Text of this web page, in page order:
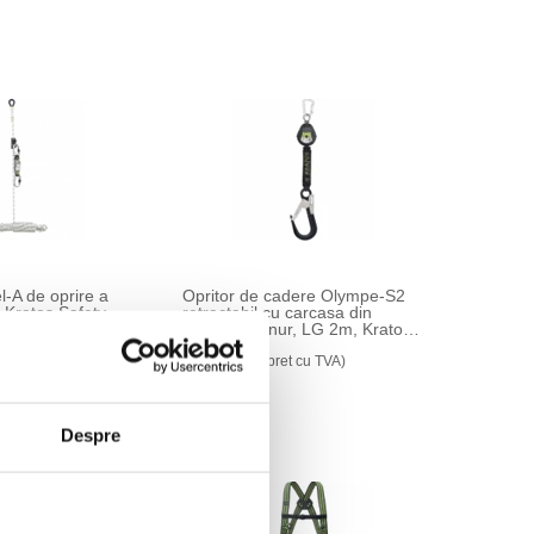
Despre
A de oprire a
Safety,
Opritor de cadere Olympe-S2
retractabil cu carcasa din
polimer si snur, LG 2m, Kratos
Safety
999,60 lei (pret cu TVA)